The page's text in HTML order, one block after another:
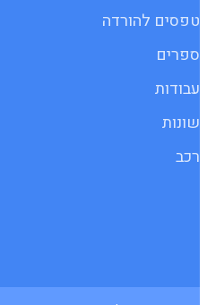
טפסים להורדה
ספרים
עבודות
שונות
רכב